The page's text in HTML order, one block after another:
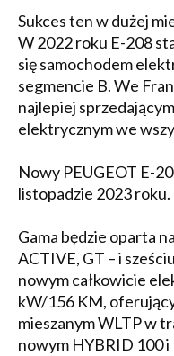
Sukces ten w dużej
W 2022 roku E-208
się samochodem
segmencie B. We
najlepiej
elektrycznym we
Nowy PEUGEOT E-
listopadzie 2023 roku.
Gama będzie oparta
ACTIVE, GT – i
nowym całkowicie
kW/156 KM,
mieszanym WLTP w
nowym HYBRID 100